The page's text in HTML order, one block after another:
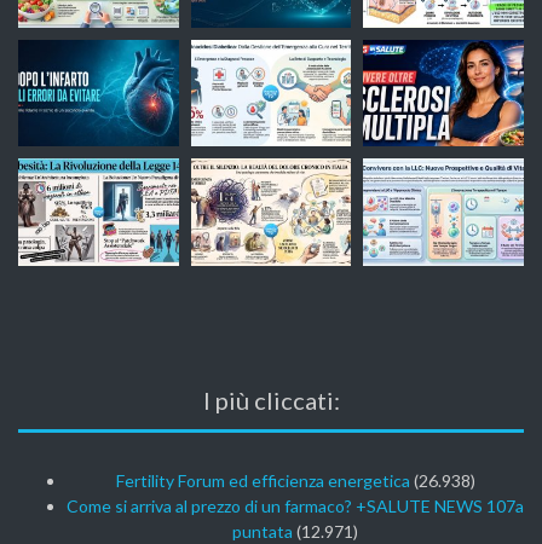
I più cliccati:
Fertility Forum ed efficienza energetica (26.938)
Come si arriva al prezzo di un farmaco? +SALUTE NEWS 107a
puntata (12.971)